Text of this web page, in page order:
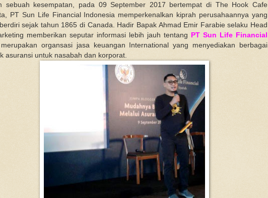
sebuah kesempatan, pada 09 September 2017 bertempat di The Hook Cafe
PT Sun Life Financial Indonesia memperkenalkan kiprah perusahaannya yang
sejak tahun 1865 di Canada. Hadir Bapak Ahmad Emir Farabie selaku Head
memberikan seputar informasi lebih jauh tentang PT Sun Life Financial
organsasi jasa keuangan International yang menyediakan berbagai
asuransi untuk nasabah dan korporat.